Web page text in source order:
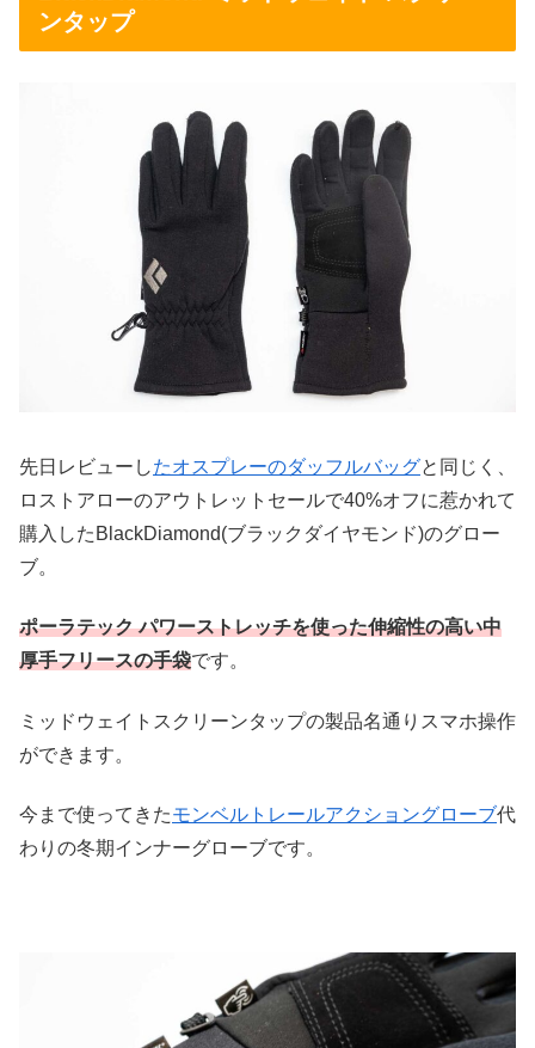
ンタップ
先日レビューしたオスプレーのダッフルバッグと同じく、
ロストアローのアウトレットセールで40%オフに惹かれて
購入したBlackDiamond(ブラックダイヤモンド)のグロー
ブ。
ポーラテック パワーストレッチを使った伸縮性の高い中
厚手フリースの手袋です。
ミッドウェイトスクリーンタップの製品名通りスマホ操作
ができます。
今まで使ってきたモンベルトレールアクショングローブ代
わりの冬期インナーグローブです。